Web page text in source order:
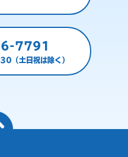
7791
（土日祝は除く）